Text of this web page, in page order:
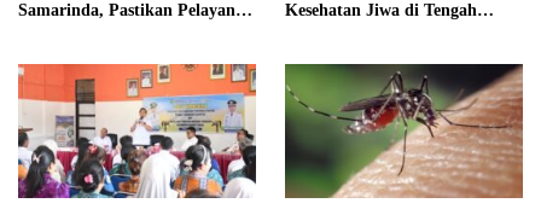
Samarinda, Pastikan Pelayanan
Kesehatan Jiwa di Tengah